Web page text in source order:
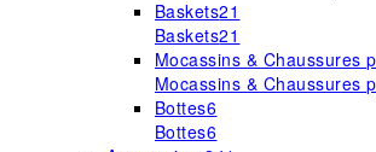
Baskets21
Baskets21
Mocassins & Chaussures
Mocassins & Chaussures
Bottes6
Bottes6